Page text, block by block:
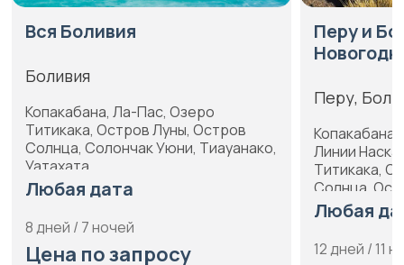
Ла-Пас, Озеро
Остров Луны, Остров
Уюни, Тиауанако,
запросу
Перу и Боливия.
Новогодний тур
Перу, Боливия
Копакабана, Куско, Ла-
Линии Наска, Мачу-
Титикака, Остров Луны,
Солнца, Острова
Паракас, Священная
Любая дата
12 дней / 11 ночей